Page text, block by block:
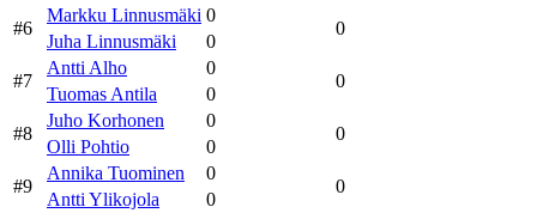
#6
Markku Linnusmäki 0
0
Juha Linnusmäki
0
#7
Antti Alho 0
0
Tuomas Antila
0
#8
Juho Korhonen 0
0
Olli Pohtio
0
#9
Annika Tuominen 0
0
Antti Ylikojola
0